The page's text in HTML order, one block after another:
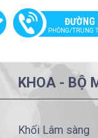
ĐƯỜNG
PHÒNG/TRUNG
KHOA - BỘ
Khối Lâm sàng